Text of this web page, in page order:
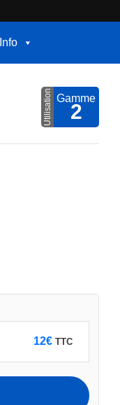
Info
Utilisation Gamme
2
12€ TTC